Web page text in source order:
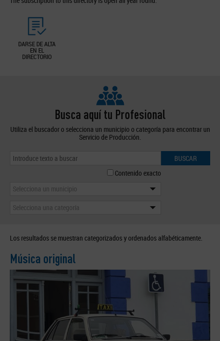
DARSE DE ALTA
EN EL
DIRECTORIO
Busca aquí tu Profesional
Utiliza el buscador o selecciona un municipio o categoría para encontrar un
Servicio de Producción.
BUSCAR
Contenido exacto
Selecciona un municipio
Selecciona una categoría
Los resultados se muestran categorizados y ordenados alfabéticamente.
Música original